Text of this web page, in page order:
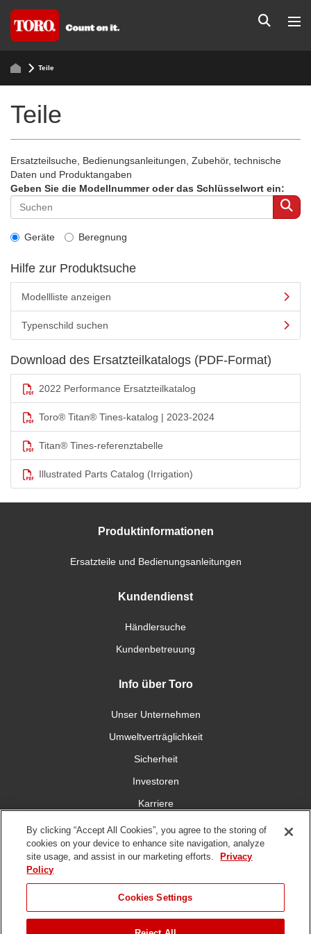
Teile
Teile
Ersatzteilsuche, Bedienungsanleitungen, Zubehör, technische
Daten und Produktangaben
Geben Sie die Modellnummer oder das Schlüsselwort ein:
Geräte Beregnung
Hilfe zur Produktsuche
Modellliste anzeigen
Typenschild suchen
Download des Ersatzteilkatalogs (PDF-Format)
2022 Performance Ersatzteilkatalog
Toro® Titan® Tines-katalog | 2023-2024
Titan® Tines-referenztabelle
Illustrated Parts Catalog (Irrigation)
Produktinformationen
Ersatzteile und Bedienungsanleitungen
Kundendienst
Händlersuche
Kundenbetreuung
Info über Toro
Unser Unternehmen
Umweltverträglichkeit
Sicherheit
Investoren
Karriere
Verbinden Sie sich mit uns
Nutzungsbedingungen Datenschutzrichtlinie
By clicking “Accept All Cookies”, you agree to the storing of
cookies on your device to enhance site navigation, analyze
site usage, and assist in our marketing efforts.
Privacy
Policy
Cookies Settings